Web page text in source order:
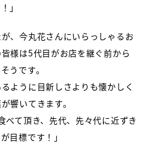
｣
、今丸花さんにいらっしゃるお
様は5代目がお店を継ぐ前から
うです。
ように目新しさよりも懐かしく
響いてきます。
べて頂き、先代、先々代に近ずき
目標です！｣